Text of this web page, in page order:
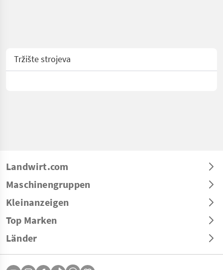
Tržište strojeva
Landwirt.com
Maschinengruppen
Kleinanzeigen
Top Marken
Länder